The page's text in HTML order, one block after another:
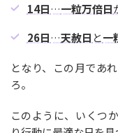
14日…一粒万倍日
26日…天赦日 と一
となり、この月であ
ろ。
このように、いくつ